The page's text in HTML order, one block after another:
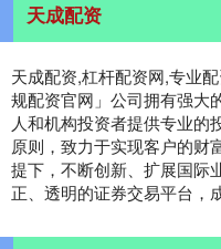
天成配资
天成配资,杠杆配资网,专业
规配资官网」公司拥有强大
人和机构投资者提供专业的
原则，致力于实现客户的财
提下，不断创新、扩展国际
正、透明的证券交易平台，